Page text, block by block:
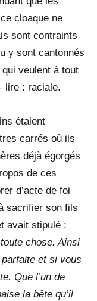
cloaque ne
sont contraints
y sont cantonnés
veulent à tout
lire : raciale.
étaient
carrés où ils
déjà égorgés
de ces
d’acte de foi
sacrifier son fils
avait stipulé :
chose. Ainsi
et si vous
Que l’un de
la bête qu’il